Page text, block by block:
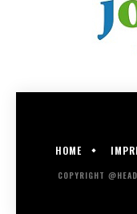
HOME
COPYRIGHT